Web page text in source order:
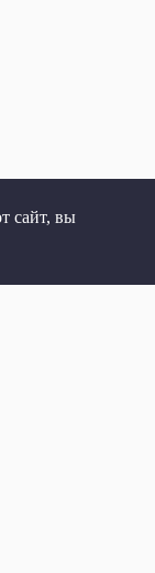
сайт, вы